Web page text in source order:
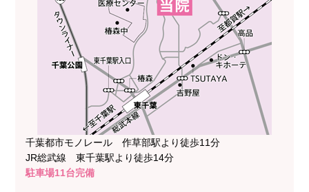
千葉都市モノレール 作草部駅より徒歩11分
JR総武線 東千葉駅より徒歩14分
駐車場11台完備